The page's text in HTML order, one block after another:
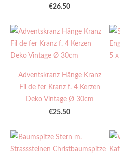
€26.50
Adventskranz Hänge Kranz
Fil de fer Kranz f. 4 Kerzen
Deko Vintage Ø 30cm
€25.50